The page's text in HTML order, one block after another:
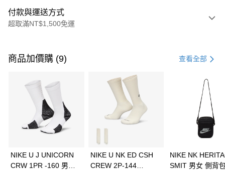
付款與運送方式
超取滿NT$1,500免運
信用卡一次付款
3 期 0 利率 每期 21家銀行
合作金庫商業銀行
第一商業銀行
華南商業銀行
彰化商業銀行
上海商業儲蓄銀行
Apple Pay
全盈+PAY
商品加價購 (9) 查看全部
NIKE U J UNICORN
CRW 1PR -160 男女
NIKE U NK ED CSH
CREW 2P-144
NIKE NK
SMIT 男女 側背